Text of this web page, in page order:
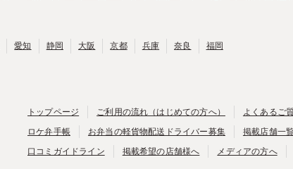
愛知 静岡 大阪 京都 兵庫 奈良 福岡
トップページ ご利用の流れ（はじめての方へ） よくあるご
ロケ弁手帳
お弁当の軽貨物配送ドライバー募集 掲載店舗一
口コミガイドライン
掲載希望の店舗様へ メディアの方へ